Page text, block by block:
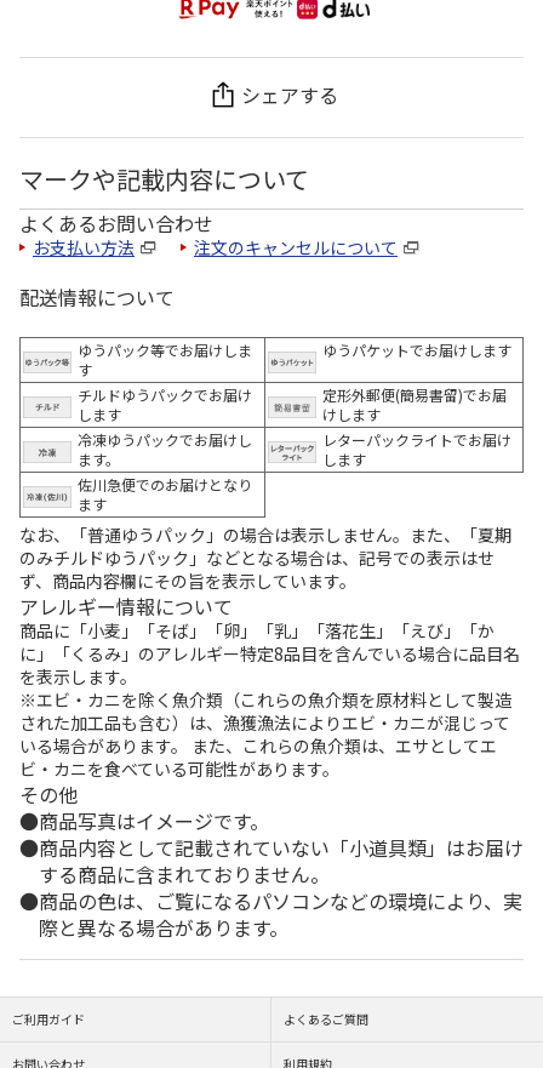
シェアする
マークや記載内容について
よくあるお問い合わせ
お支払い方法 注文のキャンセルについて
配送情報について
ゆうパック等でお届けしま
す
ゆうパケットでお届けします
チルドゆうパックでお届け
します
定形外郵便(簡易書留)でお届
けします
冷凍ゆうパックでお届けし
ます。
レターパックライトでお届け
します
佐川急便でのお届けとなり
ます
なお、「普通ゆうパック」の場合は表示しません。また、「夏期
のみチルドゆうパック」などとなる場合は、記号での表示はせ
ず、商品内容欄にその旨を表示しています。
アレルギー情報について
商品に「小麦」「そば」「卵」「乳」「落花生」「えび」「か
に」「くるみ」のアレルギー特定8品目を含んでいる場合に品目名
を表示します。
※エビ・カニを除く魚介類（これらの魚介類を原材料として製造
された加工品も含む）は、漁獲漁法によりエビ・カニが混じって
いる場合があります。 また、これらの魚介類は、エサとしてエ
ビ・カニを食べている可能性があります。
その他
商品写真はイメージです。
商品内容として記載されていない「小道具類」はお届け
する商品に含まれておりません。
商品の色は、ご覧になるパソコンなどの環境により、実
際と異なる場合があります。
ご利用ガイド よくあるご質問
お問い合わせ 利用規約